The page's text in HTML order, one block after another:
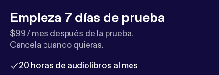
Empieza 7 días de prueba
$99 / mes después de la prueba.
Cancela cuando quieras.
20 horas de audiolibros al mes